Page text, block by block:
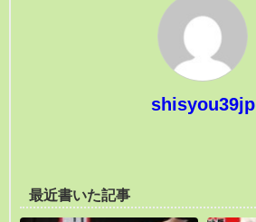
shisyou39jp
最近書いた記事